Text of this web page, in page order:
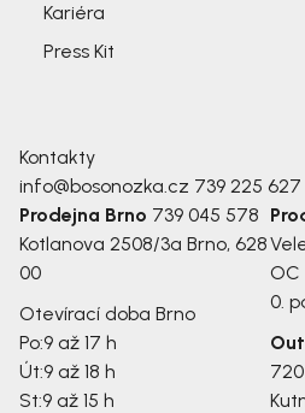
Kariéra
Press Kit
Kontakty
info@bosonozka.cz 739 225 627
Prodejna Brno 739 045 578
Kotlanova 2508/3a Brno, 628
00
Otevírací doba Brno
Po:9 až 17 h
Út:9 až 18 h
St:9 až 15 h
OC
0.
720